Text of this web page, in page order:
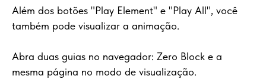
Além dos botões "Play Element" e "Play All", você
também pode visualizar a animação.
Abra duas guias no navegador: Zero Block e a
mesma página no modo de visualização.